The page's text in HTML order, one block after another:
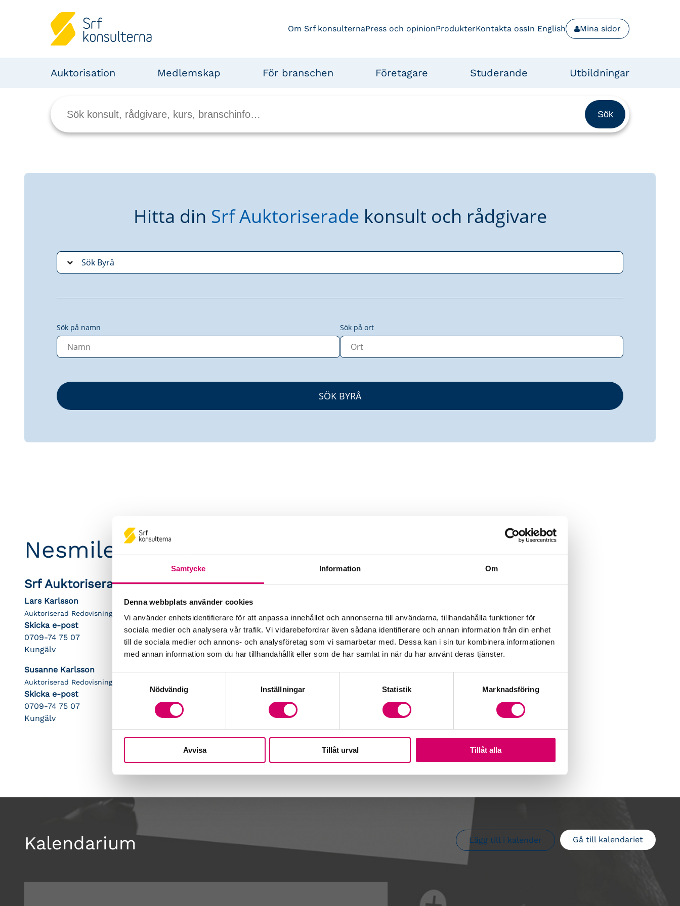
Samtycke Information Om
Denna webbplats använder cookies
Vi använder enhetsidentifierare för att anpassa innehållet och annonserna till användarna, tillhandahålla funktioner för
sociala medier och analysera vår trafik. Vi vidarebefordrar även sådana identifierare och annan information från din enhet
till de sociala medier och annons- och analysföretag som vi samarbetar med. Dessa kan i sin tur kombinera informationen
med annan information som du har tillhandahållit eller som de har samlat in när du har använt deras tjänster.
Nödvändig
Inställningar Statistik Marknadsföring
Avvisa Tillåt urval Tillåt alla
Om Srf konsulternaPress och opinionProdukterKontakta ossIn English Mina sidor
Auktorisation Medlemskap För branschen Företagare Studerande Utbildningar
Hitta din Srf Auktoriserade konsult och rådgivare
Sök på namn Sök på ort
Nesmile Consulting AB
Srf Auktoriserade konsulter
Lars Karlsson
Auktoriserad Redovisningskonsult
Skicka e-post
0709-74 75 07
Kungälv
Susanne Karlsson
Auktoriserad Redovisningskonsult
Skicka e-post
0709-74 75 07
Kungälv
Kalendarium Gå till kalendariet
Lägg till i kalender